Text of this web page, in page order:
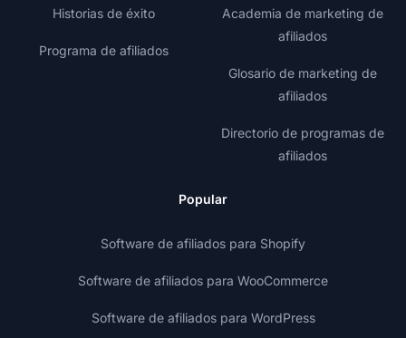
Historias de éxito
Programa de afiliados
Academia de marketing de
afiliados
Glosario de marketing de
afiliados
Directorio de programas de
afiliados
Popular
Software de afiliados para Shopify
Software de afiliados para WooCommerce
Software de afiliados para WordPress